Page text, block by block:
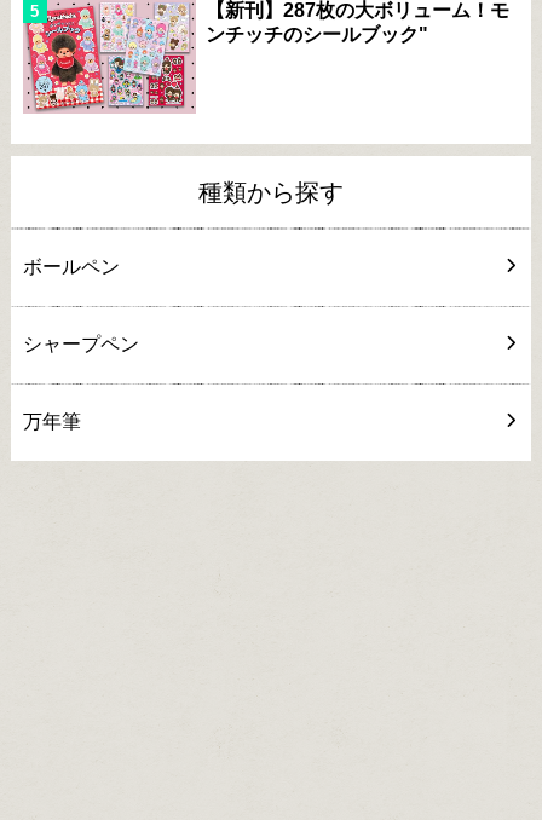
【新刊】287枚の大ボリューム！モ
ンチッチのシールブック"
種類から探す
ボールペン
シャープペン
万年筆